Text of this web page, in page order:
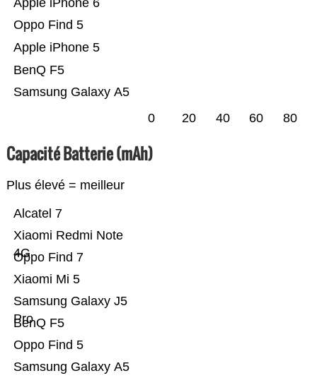
Samsung Galaxy A5
BenQ F5
Apple iPhone 5
Oppo Find 5
Apple iPhone 6
0 20 40 60 80
Capacité Batterie (mAh)
Plus élevé = meilleur
Samsung Galaxy A5
Oppo Find 5
BenQ F5
Samsung Galaxy J5
Pro
Xiaomi Mi 5
Oppo Find 7
Xiaomi Redmi Note
4G
Alcatel 7